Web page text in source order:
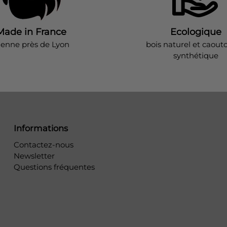
in France
près de Lyon
Ecologique
bois naturel et
synthétique
Informations
Contactez-nous
Newsletter
Questions fréquentes